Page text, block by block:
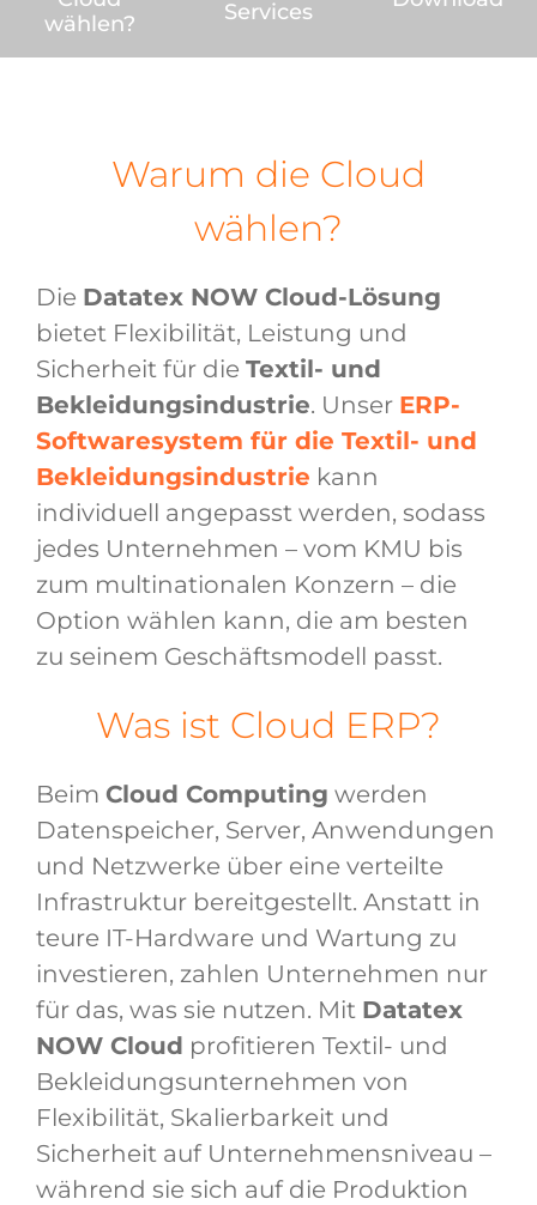
wählen?
Services
Warum die Cloud
wählen?
Die Datatex NOW Cloud-Lösung
bietet Flexibilität, Leistung und
Sicherheit für die Textil- und
Bekleidungsindustrie. Unser ERP-
Softwaresystem für die Textil- und
Bekleidungsindustrie kann
individuell angepasst werden, sodass
jedes Unternehmen – vom KMU bis
zum multinationalen Konzern – die
Option wählen kann, die am besten
zu seinem Geschäftsmodell passt.
Was ist Cloud ERP?
Beim Cloud Computing werden
Datenspeicher, Server, Anwendungen
und Netzwerke über eine verteilte
Infrastruktur bereitgestellt. Anstatt in
teure IT-Hardware und Wartung zu
investieren, zahlen Unternehmen nur
für das, was sie nutzen. Mit Datatex
NOW Cloud profitieren Textil- und
Bekleidungsunternehmen von
Flexibilität, Skalierbarkeit und
Sicherheit auf Unternehmensniveau –
während sie sich auf die Produktion